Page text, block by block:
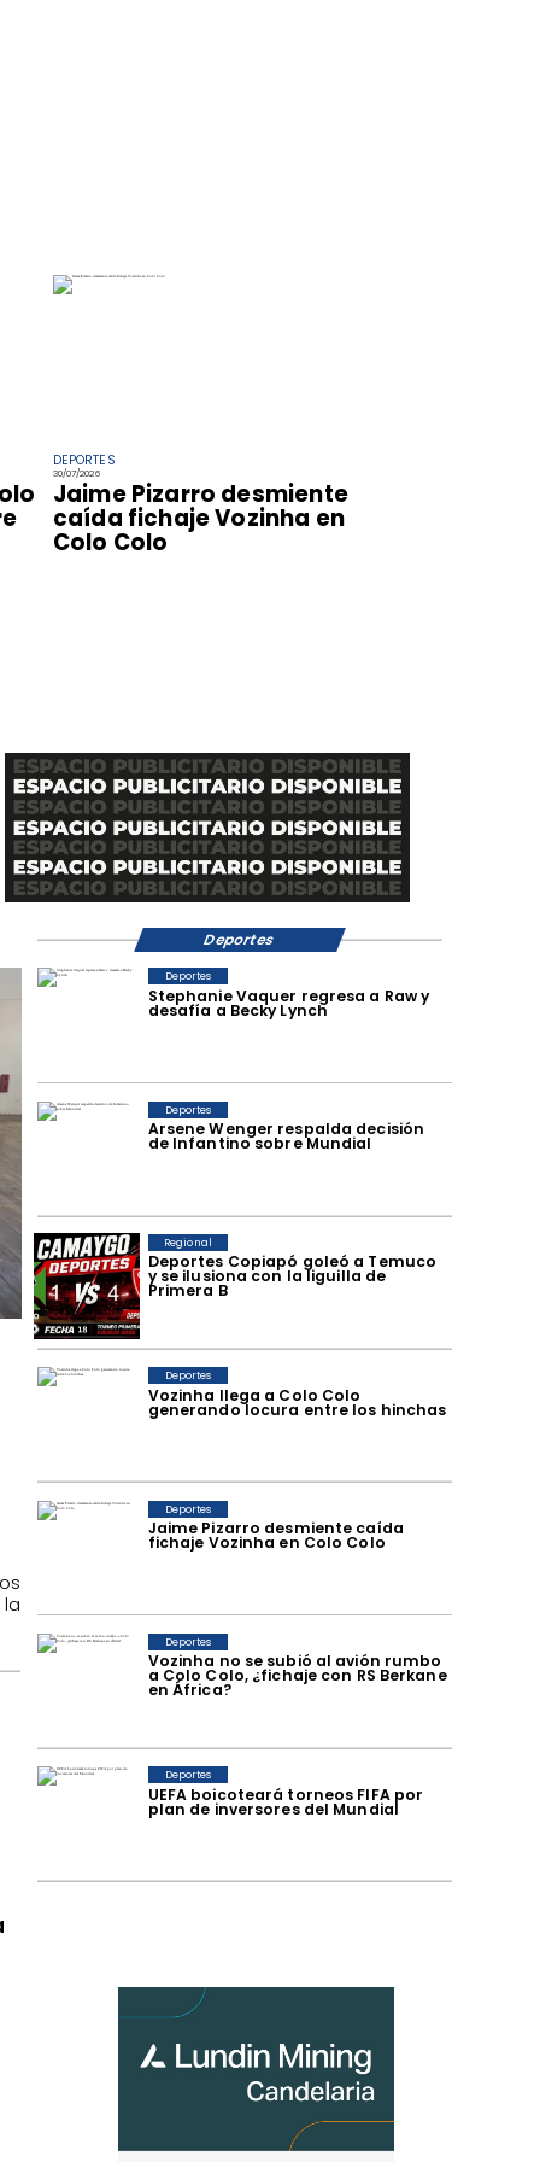
DEPORTES
30/07/2026
Jaime Pizarro desmiente
caída fichaje Vozinha en
Colo Colo
Stephanie Vaquer regresa a Raw y
desafía a Becky Lynch
Deportes
Arsene Wenger respalda decisión
de Infantino sobre Mundial
Deportes
Deportes Copiapó goleó a Temuco
y se ilusiona con la liguilla de
Primera B
Regional
Vozinha llega a Colo Colo
generando locura entre los hinchas
Deportes
Jaime Pizarro desmiente caída
fichaje Vozinha en Colo Colo
Deportes
Vozinha no se subió al avión rumbo
a Colo Colo, ¿fichaje con RS Berkane
en África?
Deportes
UEFA boicoteará torneos FIFA por
plan de inversores del Mundial
Deportes
Deportes